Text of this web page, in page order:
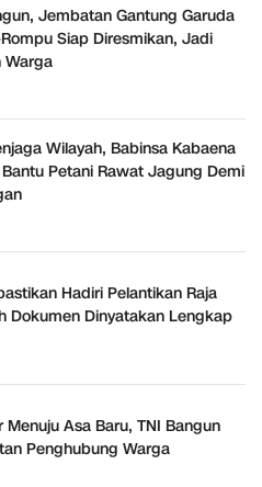
Jembatan Gantung Garuda
Siap Diresmikan, Jadi
Warga
Wilayah, Babinsa Kabaena
Petani Rawat Jagung Demi
Hadiri Pelantikan Raja
Dokumen Dinyatakan Lengkap
Menuju Asa Baru, TNI Bangun
Penghubung Warga